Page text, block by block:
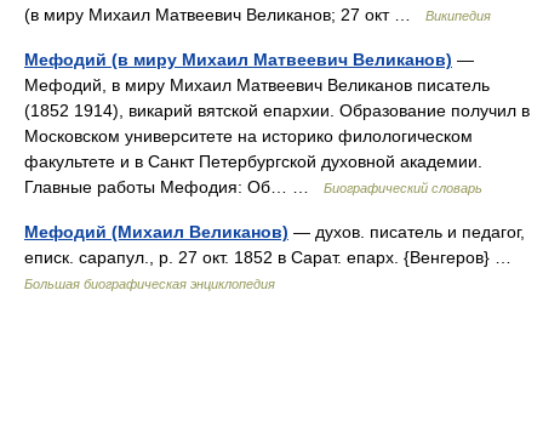
(в миру Михаил Матвеевич Великанов; 27 окт …
Википедия
Мефодий (в миру Михаил Матвеевич Великанов) —
Мефодий, в миру Михаил Матвеевич Великанов писатель
(1852 1914), викарий вятской епархии. Образование получил в
Московском университете на историко филологическом
факультете и в Санкт Петербургской духовной академии.
Главные работы Мефодия: Об… …
Биографический словарь
Мефодий (Михаил Великанов) — духов. писатель и педагог,
еписк. сарапул., р. 27 окт. 1852 в Сарат. епарх. {Венгеров} …
Большая биографическая энциклопедия